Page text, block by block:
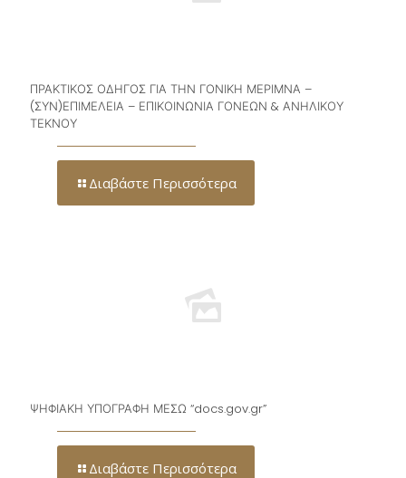
ΠΡΑΚΤΙΚΟΣ ΟΔΗΓΟΣ ΓΙΑ ΤΗΝ ΓΟΝΙΚΗ ΜΕΡΙΜΝΑ –
(ΣΥΝ)ΕΠΙΜΕΛΕΙΑ – ΕΠΙΚΟΙΝΩΝΙΑ ΓΟΝΕΩΝ & ΑΝΗΛΙΚΟΥ
ΤΕΚΝΟΥ
Διαβάστε Περισσότερα
ΨΗΦΙΑΚΗ ΥΠΟΓΡΑΦΗ ΜΕΣΩ “docs.gov.gr”
Διαβάστε Περισσότερα